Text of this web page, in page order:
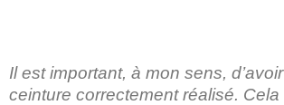
Il est important, à mon sens,
ceinture correctement réalisé. Cela